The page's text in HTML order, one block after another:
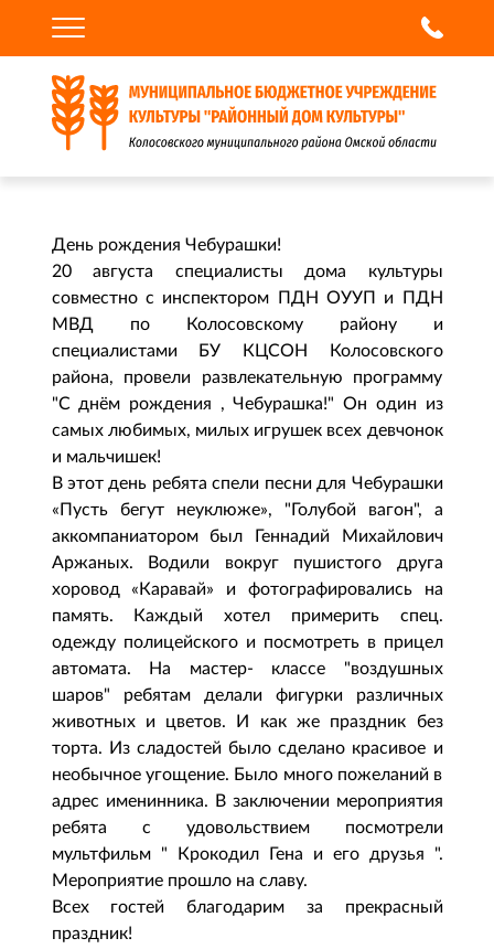
День рождения Чебурашки!
20 августа специалисты дома культуры
совместно с инспектором ПДН ОУУП и ПДН
МВД по Колосовскому району и
специалистами БУ КЦСОН Колосовского
района, провели развлекательную программу
"С днём рождения , Чебурашка!" Он один из
самых любимых, милых игрушек всех девчонок
и мальчишек!
В этот день ребята спели песни для Чебурашки
«Пусть бегут неуклюже», "Голубой вагон", а
аккомпаниатором был Геннадий Михайлович
Аржаных. Водили вокруг пушистого друга
хоровод «Каравай» и фотографировались на
память. Каждый хотел примерить спец.
одежду полицейского и посмотреть в прицел
автомата. На мастер- классе "воздушных
шаров" ребятам делали фигурки различных
животных и цветов. И как же праздник без
торта. Из сладостей было сделано красивое и
необычное угощение. Было много пожеланий в
адрес именинника. В заключении мероприятия
ребята с удовольствием посмотрели
мультфильм " Крокодил Гена и его друзья ".
Мероприятие прошло на славу.
Всех гостей благодарим за прекрасный
праздник!